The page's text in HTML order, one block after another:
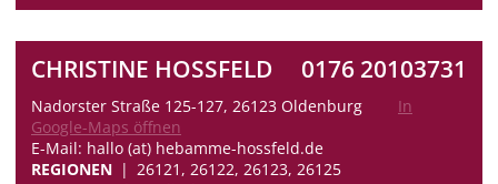
CHRISTINE HOSSFELD 0176 20103731
Nadorster Straße 125-127, 26123 Oldenburg
In
Google-Maps öffnen
E-Mail: hallo (at) hebamme-hossfeld.de
REGIONEN
26121, 26122, 26123, 26125